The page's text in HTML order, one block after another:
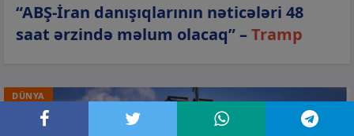
“ABŞ-İran danışıqlarının nəticələri 48
saat ərzində məlum olacaq” –Tramp
DÜNYA